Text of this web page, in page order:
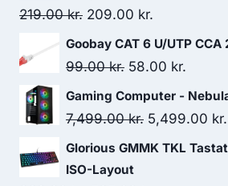
219.00kr. Original
price
was:
209.00 kr.
price
is:
Goobay CAT 6 U/UTP
99.00kr. Original
price
was:
58.00 kr.
price
is:
Gaming Computer -
7,499.00kr. Original
price
5,499.00 kr.
Glorious GMMK TKL
ISO-Layout